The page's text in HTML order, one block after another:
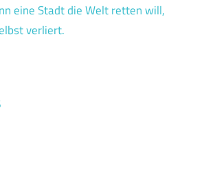
eine Stadt die Welt retten will,
verliert.